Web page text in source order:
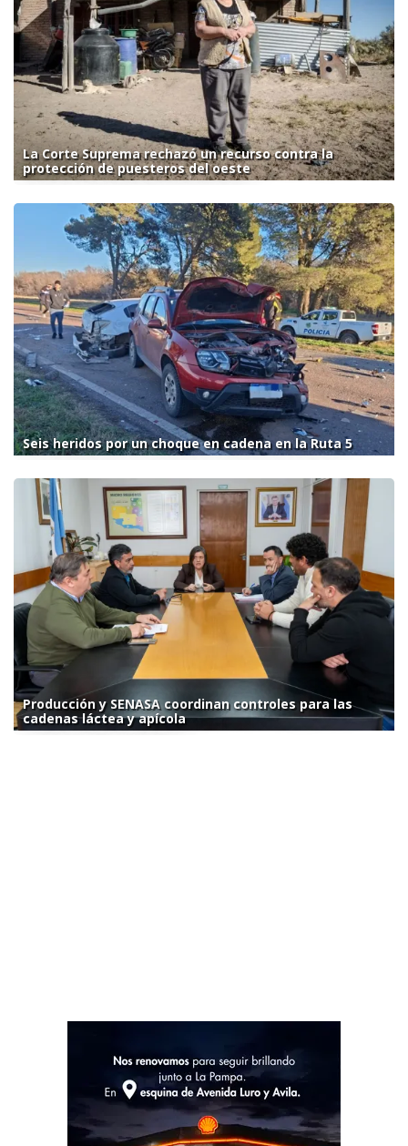
La Corte Suprema rechazó un recurso contra la
protección de puesteros del oeste
Seis heridos por un choque en cadena en la Ruta 5
Producción y SENASA coordinan controles para las
cadenas láctea y apícola